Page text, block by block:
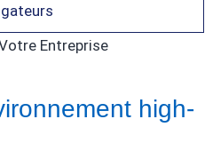
Entreprise
high-